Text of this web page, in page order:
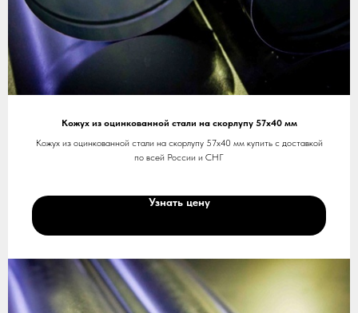
Кожух из оцинкованной стали на скорлупу 57х40 мм
Кожух из оцинкованной стали на скорлупу 57х40 мм купить с доставкой
по всей России и СНГ
Узнать цену